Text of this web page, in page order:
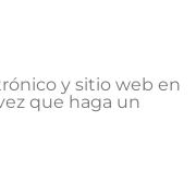
y sitio web en
que haga un